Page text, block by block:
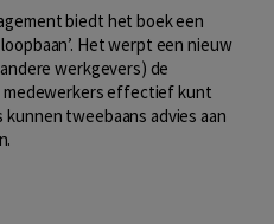
biedt het boek een
Het werpt een nieuw
werkgevers) de
medewerkers effectief kunt
tweebaans advies aan